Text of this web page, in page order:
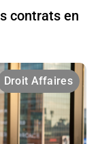
contrats en
Droit Affaires